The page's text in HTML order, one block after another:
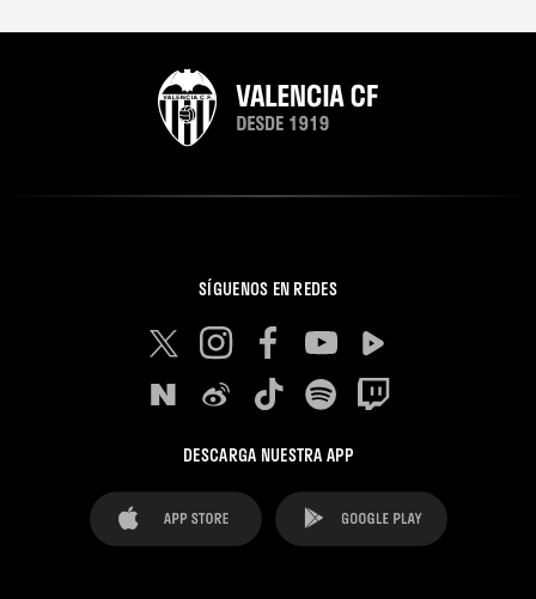
SÍGUENOS EN REDES
DESCARGA NUESTRA APP